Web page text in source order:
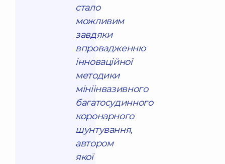
стало
можливим
завдяки
впровадженню
інноваційної
методики
мініінвазивного
багатосудинного
коронарного
шунтування,
автором
якої